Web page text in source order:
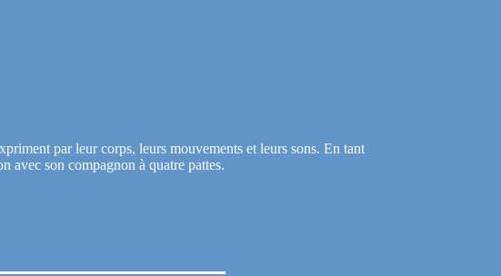
par leur corps, leurs mouvements et leurs sons. En tant
avec son compagnon à quatre pattes.